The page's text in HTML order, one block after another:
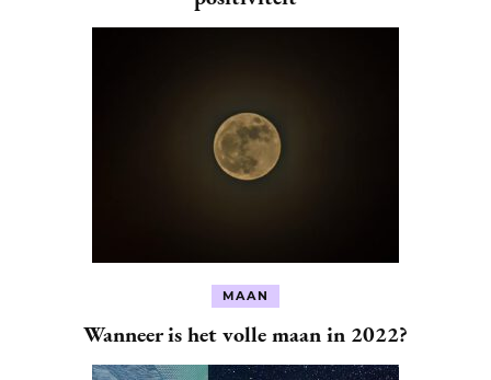
MAAN
Wanneer is het volle maan in 2022?